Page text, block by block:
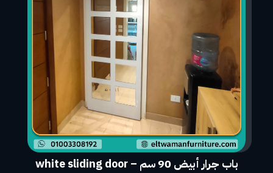
باب جرار أبيض 90 سم – white sliding door